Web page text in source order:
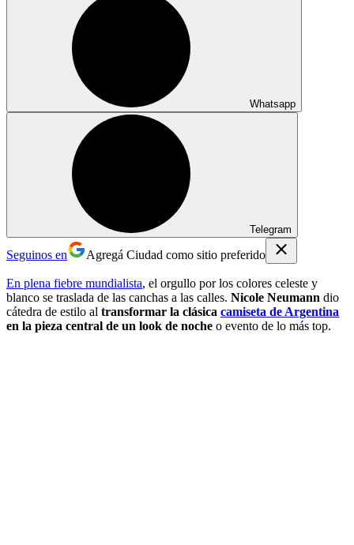
Whatsapp
Telegram
Seguinos en Agregá Ciudad como sitio preferido
En plena fiebre mundialista, el orgullo por los colores celeste y
blanco se traslada de las canchas a las calles. Nicole Neumann dio
cátedra de estilo al transformar la clásica camiseta de Argentina
en la pieza central de un look de noche o evento de lo más top.